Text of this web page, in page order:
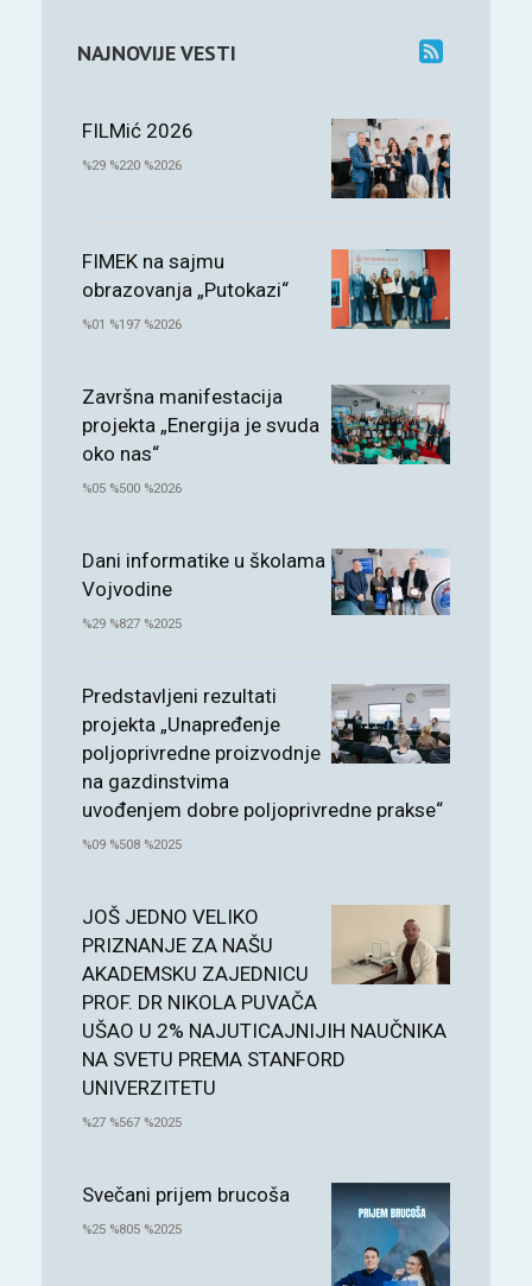
NAJNOVIJE VESTI
FILMić 2026
%29 %220 %2026
FIMEK na sajmu
obrazovanja „Putokazi“
%01 %197 %2026
Završna manifestacija
projekta „Energija je svuda
oko nas“
%05 %500 %2026
Dani informatike u školama
Vojvodine
%29 %827 %2025
Predstavljeni rezultati
projekta „Unapređenje
poljoprivredne proizvodnje
na gazdinstvima
uvođenjem dobre poljoprivredne prakse“
%09 %508 %2025
JOŠ JEDNO VELIKO
PRIZNANJE ZA NAŠU
AKADEMSKU ZAJEDNICU
PROF. DR NIKOLA PUVAČA
UŠAO U 2% NAJUTICAJNIJIH NAUČNIKA
NA SVETU PREMA STANFORD
UNIVERZITETU
%27 %567 %2025
Svečani prijem brucoša
%25 %805 %2025